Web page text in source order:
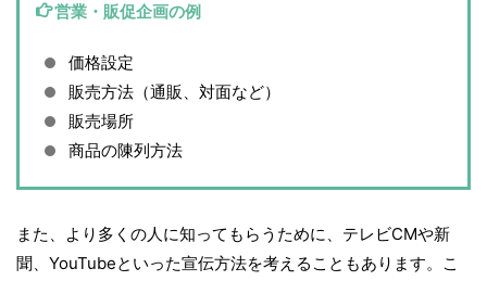
営業・販促企画の例
価格設定
販売方法（通販、対面など）
販売場所
商品の陳列方法
また、より多くの人に知ってもらうために、テレビCMや新
聞、YouTubeといった宣伝方法を考えることもあります。こ